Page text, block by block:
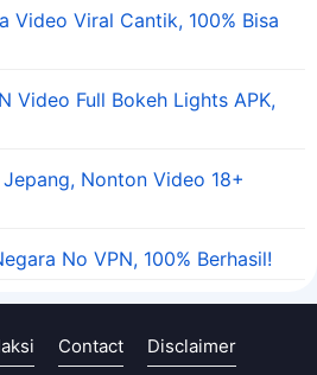
Video Viral Cantik, 100% Bisa
Video Full Bokeh Lights APK,
Nonton Video 18+
No VPN, 100% Berhasil!
Contact
Disclaimer